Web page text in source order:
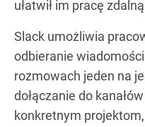
ułatwił im pracę
Slack umożliwia
odbieranie
rozmowach jeden na
dołączanie do
konkretnym